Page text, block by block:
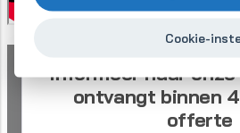
Informeer naar
ontvangt binnen
offerte
Cookie-